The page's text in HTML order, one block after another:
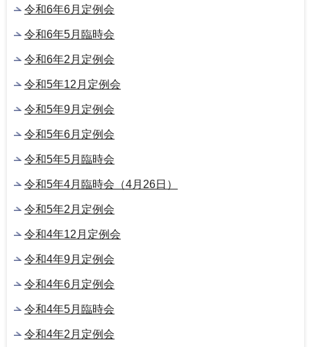
令和6年6月定例会
令和6年5月臨時会
令和6年2月定例会
令和5年12月定例会
令和5年9月定例会
令和5年6月定例会
令和5年5月臨時会
令和5年4月臨時会（4月26日）
令和5年2月定例会
令和4年12月定例会
令和4年9月定例会
令和4年6月定例会
令和4年5月臨時会
令和4年2月定例会